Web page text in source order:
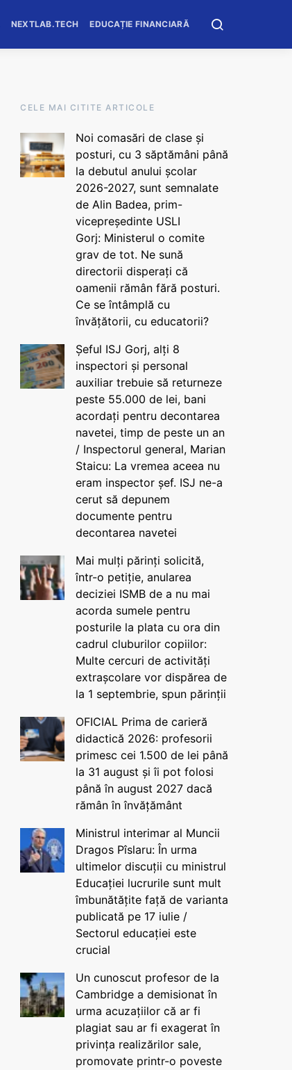
NEXTLAB.TECH EDUCAȚIE FINANCIARĂ
CELE MAI CITITE ARTICOLE
Noi comasări de clase și
posturi, cu 3 săptămâni până
la debutul anului școlar
2026-2027, sunt semnalate
de Alin Badea, prim-
vicepreședinte USLI
Gorj: Ministerul o comite
grav de tot. Ne sună
directorii disperați că
oamenii rămân fără posturi.
Ce se întâmplă cu
învățătorii, cu educatorii?
Șeful ISJ Gorj, alți 8
inspectori și personal
auxiliar trebuie să returneze
peste 55.000 de lei, bani
acordați pentru decontarea
navetei, timp de peste un an
/ Inspectorul general, Marian
Staicu: La vremea aceea nu
eram inspector șef. ISJ ne-a
cerut să depunem
documente pentru
decontarea navetei
Mai mulți părinți solicită,
într-o petiție, anularea
deciziei ISMB de a nu mai
acorda sumele pentru
posturile la plata cu ora din
cadrul cluburilor copiilor:
Multe cercuri de activități
extrașcolare vor dispărea de
la 1 septembrie, spun părinții
OFICIAL Prima de carieră
didactică 2026: profesorii
primesc cei 1.500 de lei până
la 31 august și îi pot folosi
până în august 2027 dacă
rămân în învățământ
Ministrul interimar al Muncii
Dragos Pîslaru: În urma
ultimelor discuții cu ministrul
Educației lucrurile sunt mult
îmbunătățite față de varianta
publicată pe 17 iulie /
Sectorul educației este
crucial
Un cunoscut profesor de la
Cambridge a demisionat în
urma acuzațiilor că ar fi
plagiat sau ar fi exagerat în
privința realizărilor sale,
promovate printr-o poveste